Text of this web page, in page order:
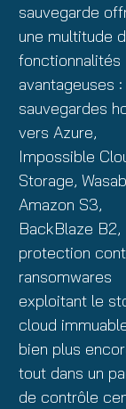
sauvegarde
une multitude
fonctionnalités
avantageuses :
sauvegardes
vers Azure,
Impossible
Storage,
Amazon S3,
BackBlaze B2,
protection
ransomwares
exploitant le
cloud
bien plus
tout dans un
de contrôle